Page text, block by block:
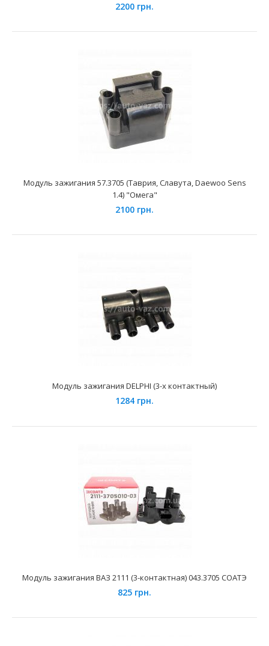
Применение на автомобилях семейства ВАЗ-2108, 2109,
2110, 2111, 2112, 2113, 2114, 2115. Модуль..
Модуль зажигания 407.3705 СОАТЭ
325 грн.
Применение на автомобилях семейства Газель, УАЗ
Модуль зажигания 408.3705 СОАТЭ
2200 грн.
Модуль зажигания 57.3705 (Таврия, Славута, Daewoo Sens
1.4) "Омега"
2100 грн.
Модуль зажигания DELPHI (3-х контактный)
1284 грн.
Модуль зажигания ВАЗ 2111 (3-контактная) 043.3705 СОАТЭ
825 грн.